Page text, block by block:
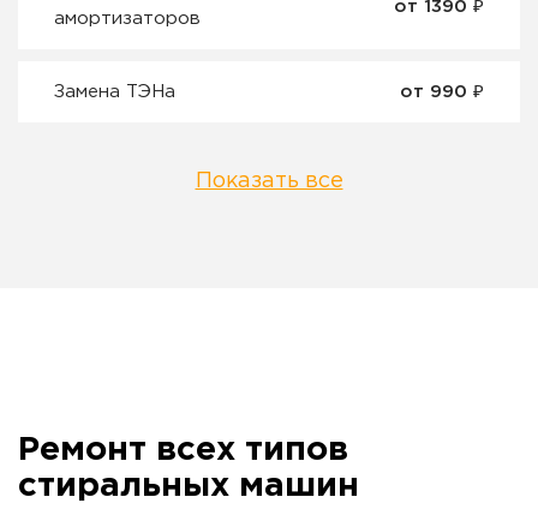
амортизаторов
от 1390 ₽
Замена ТЭНа от 990 ₽
Показать все
Ремонт всех типов
стиральных машин